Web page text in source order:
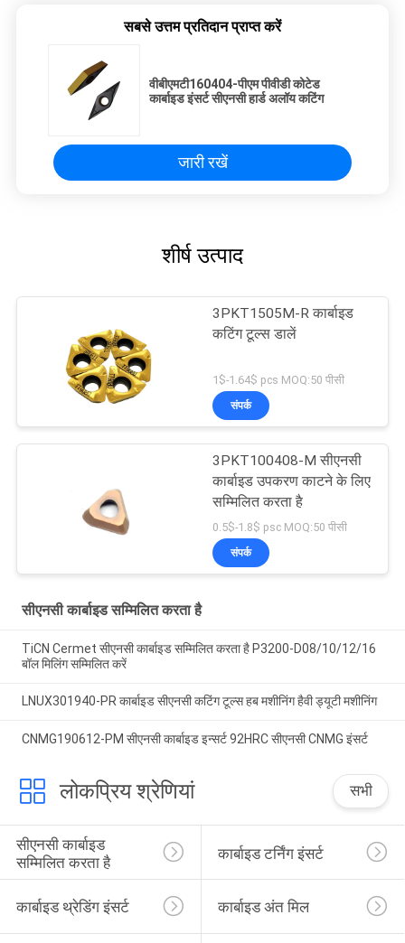
सबसे उत्तम प्रतिदान प्राप्त करें
वीबीएमटी160404-पीएम पीवीडी कोटेड
कार्बाइड इंसर्ट सीएनसी हार्ड अलॉय कटिंग
जारी रखें
शीर्ष उत्पाद
3PKT1505M-R कार्बाइड
कटिंग टूल्स डालें
1$-1.64$ pcs MOQ:50 पीसी
संपर्क
3PKT100408-M सीएनसी
कार्बाइड उपकरण काटने के लिए
सम्मिलित करता है
0.5$-1.8$ psc MOQ:50 पीसी
संपर्क
सीएनसी कार्बाइड सम्मिलित करता है
TiCN Cermet सीएनसी कार्बाइड सम्मिलित करता है P3200-D08/10/12/16
बॉल मिलिंग सम्मिलित करें
LNUX301940-PR कार्बाइड सीएनसी कटिंग टूल्स हब मशीनिंग हैवी ड्यूटी मशीनिंग
CNMG190612-PM सीएनसी कार्बाइड इन्सर्ट 92HRC सीएनसी CNMG इंसर्ट
लोकप्रिय श्रेणियां सभी
सीएनसी कार्बाइड
सम्मिलित करता है
कार्बाइड टर्निंग इंसर्ट
कार्बाइड थ्रेडिंग इंसर्ट कार्बाइड अंत मिल